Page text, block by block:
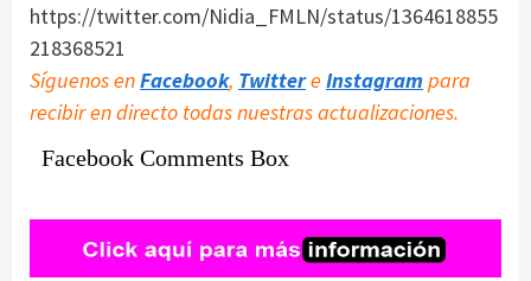
https://twitter.com/Nidia_FMLN/status/1364618855
218368521
Síguenos enFacebook, Twittere Instagram para
recibir en directo todas nuestras actualizaciones.
Facebook Comments Box